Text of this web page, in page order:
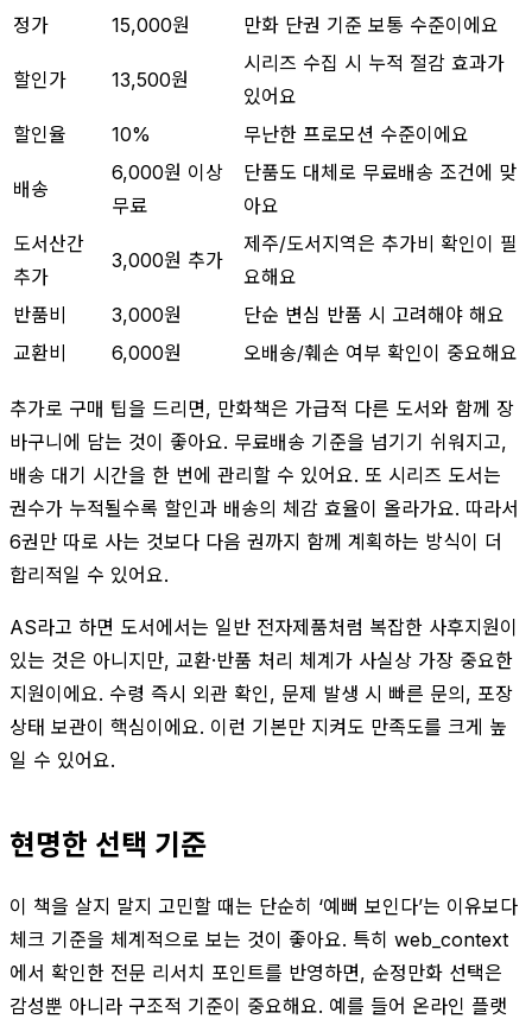
정가
15,000원 만화 단권 기준 보통 수준이에요
할인가 13,500원
시리즈 수집 시 누적 절감 효과가
있어요
할인율
10% 무난한 프로모션 수준이에요
배송
6,000원 이상
무료
단품도 대체로 무료배송 조건에 맞
아요
도서산간
추가
3,000원 추가
제주/도서지역은 추가비 확인이 필
요해요
반품비
3,000원
단순 변심 반품 시 고려해야 해요
교환비
6,000원 오배송/훼손 여부 확인이 중요해요
추가로 구매 팁을 드리면, 만화책은 가급적 다른 도서와 함께 장
바구니에 담는 것이 좋아요. 무료배송 기준을 넘기기 쉬워지고,
배송 대기 시간을 한 번에 관리할 수 있어요. 또 시리즈 도서는
권수가 누적될수록 할인과 배송의 체감 효율이 올라가요. 따라서
6권만 따로 사는 것보다 다음 권까지 함께 계획하는 방식이 더
합리적일 수 있어요.
AS라고 하면 도서에서는 일반 전자제품처럼 복잡한 사후지원이
있는 것은 아니지만, 교환·반품 처리 체계가 사실상 가장 중요한
지원이에요. 수령 즉시 외관 확인, 문제 발생 시 빠른 문의, 포장
상태 보관이 핵심이에요. 이런 기본만 지켜도 만족도를 크게 높
일 수 있어요.
현명한 선택 기준
이 책을 살지 말지 고민할 때는 단순히 ‘예뻐 보인다’는 이유보다
체크 기준을 체계적으로 보는 것이 좋아요. 특히 web_context
에서 확인한 전문 리서치 포인트를 반영하면, 순정만화 선택은
감성뿐 아니라 구조적 기준이 중요해요. 예를 들어 온라인 플랫